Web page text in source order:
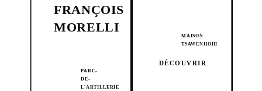
FRANÇOIS
MORELLI
PARC-
DE-
L'ARTILLERIE
MAISON
TSAWENHOHI
DÉCOUVRIR